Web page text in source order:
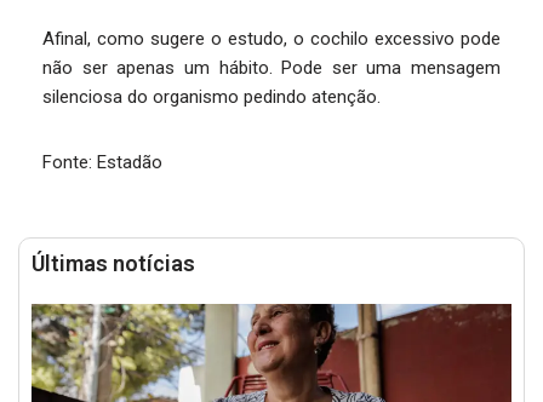
Afinal, como sugere o estudo, o cochilo excessivo pode
não ser apenas um hábito. Pode ser uma mensagem
silenciosa do organismo pedindo atenção.
Fonte: Estadão
Últimas notícias